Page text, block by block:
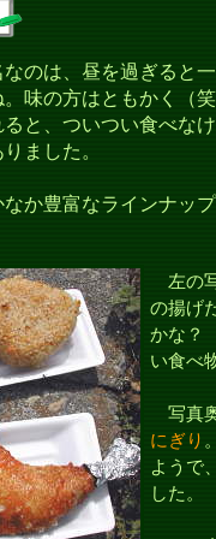
のは、昼を過ぎると
味の方はともかく（
ると、ついつい食べな
ました。
か豊富なラインナッ
左の
の揚げ
かな？
い食べ
写真
にぎり
ようで
した。